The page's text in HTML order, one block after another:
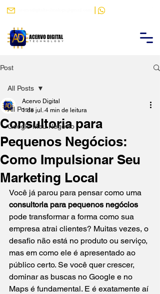
|
Post
All Posts
Google Meu Negócio
All Posts
Consultoria para
Pequenos Negócios:
Como Impulsionar Seu
Marketing Local
Acervo Digital
1 de jul. 4 min de leitura
Você já parou para pensar como uma
consultoria para pequenos negócios
pode transformar a forma como sua
empresa atrai clientes? Muitas vezes, o
desafio não está no produto ou serviço,
mas em como ele é apresentado ao
público certo. Se você quer crescer,
dominar as buscas no Google e no
Maps é fundamental. E é exatamente aí